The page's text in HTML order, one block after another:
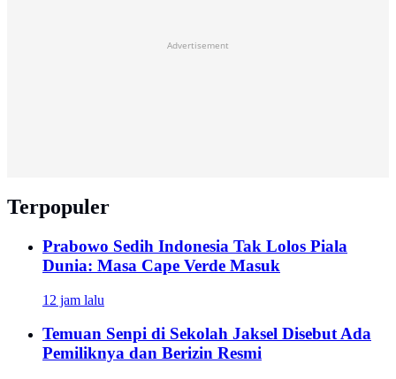
Advertisement
Terpopuler
Prabowo Sedih Indonesia Tak Lolos Piala
Dunia: Masa Cape Verde Masuk
12 jam lalu
Temuan Senpi di Sekolah Jaksel Disebut Ada
Pemiliknya dan Berizin Resmi